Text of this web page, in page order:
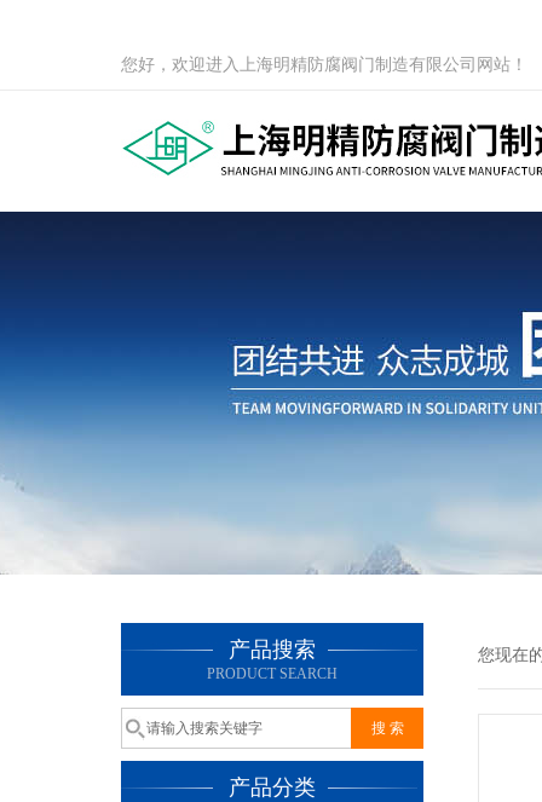
您好，欢迎进入上海明精防腐阀门制造有限公司网站！
产品搜索
PRODUCT SEARCH
产品分类
您现在